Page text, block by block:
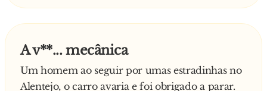
No dia seguinte, o homem preparava-se para
preencher o cheque, mas começou a pensar
maravilhosa Decidiu então pagar só duzentos e
cinquenta euros. Como não queria dar barraca,
pediu à secretária para entregar um envelope
A v**... mecânica
Um homem ao seguir por umas estradinhas no
Alentejo, o carro avaria e foi obrigado a parar.